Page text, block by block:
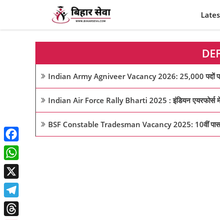
content
Indian Army Agniveer Vacancy 2026: 25,000 पदों पर
Indian Air Force Rally Bharti 2025 : इंडियन एयरफोर्स में
BSF Constable Tradesman Vacancy 2025: 10वीं पास के
Facebook
WhatsApp
X
Telegram